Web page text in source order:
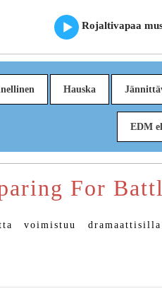
Rojaltivapaa
Hauska
EDM
For
voimistuu dramaattisilla